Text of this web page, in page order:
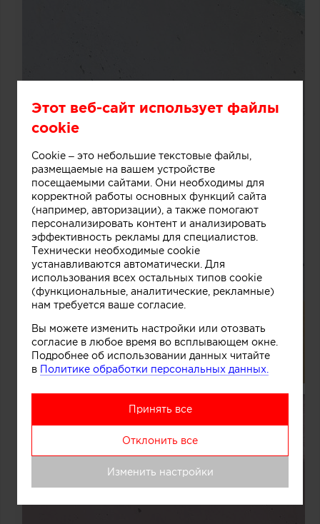
Этот веб-сайт использует файлы
cookie
Cookie – это небольшие текстовые файлы,
размещаемые на вашем устройстве
посещаемыми сайтами. Они необходимы для
корректной работы основных функций сайта
(например, авторизации), а также помогают
персонализировать контент и анализировать
эффективность рекламы для специалистов.
Технически необходимые cookie
устанавливаются автоматически. Для
использования всех остальных типов cookie
(функциональные, аналитические, рекламные)
нам требуется ваше согласие.
Вы можете изменить настройки или отозвать
согласие в любое время во всплывающем окне.
Подробнее об использовании данных читайте
в Политике обработки персональных данных.
Принять все
Отклонить все
Изменить настройки